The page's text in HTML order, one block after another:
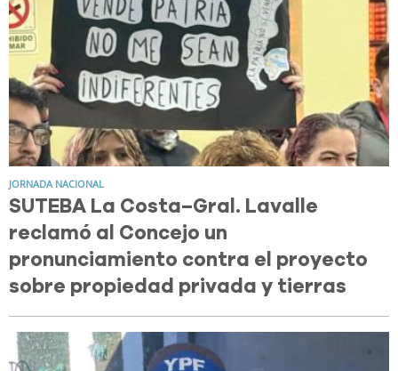
JORNADA NACIONAL
SUTEBA La Costa–Gral. Lavalle
reclamó al Concejo un
pronunciamiento contra el proyecto
sobre propiedad privada y tierras